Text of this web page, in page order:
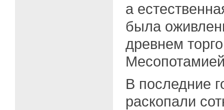
а
была
древнем
В последние
раскопали